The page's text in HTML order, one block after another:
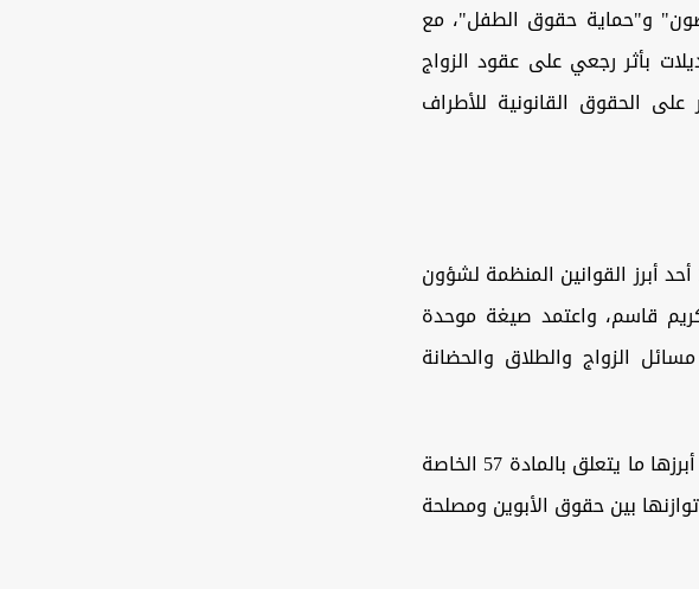
و"حماية حقوق الطفل"، مع
بأثر رجعي على عقود الزواج
الحقوق القانونية للأطراف
ويُعد قانون الأحوال الشخصية العراقي رقم 188 لسنة 1959 أحد أبرز القوانين المنظمة لشؤون
قاسم، واعتمد صيغة موحدة
الزواج والطلاق والحضانة
وخضع القانون خلال العقود الماضية لتعديلات متكررة، كان أبرزها ما يتعلق بالمادة 57 الخاصة
بين حقوق الأبوين ومصلحة